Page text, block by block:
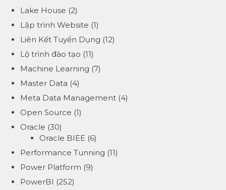
Lake House (2)
Lập trình Website (1)
Liên Kết Tuyển Dụng (12)
Lộ trình đào tạo (11)
Machine Learning (7)
Master Data (4)
Meta Data Management (4)
Open Source (1)
Oracle (30)
Oracle BIEE (6)
Performance Tunning (11)
Power Platform (9)
PowerBI (252)